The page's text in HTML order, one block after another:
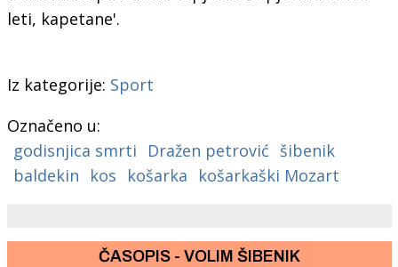
leti, kapetane'.
Iz kategorije: Sport
Označeno u:
godisnjica smrti
Dražen petrović šibenik
baldekin
kos košarka košarkaški Mozart
ČASOPIS - VOLIM ŠIBENIK